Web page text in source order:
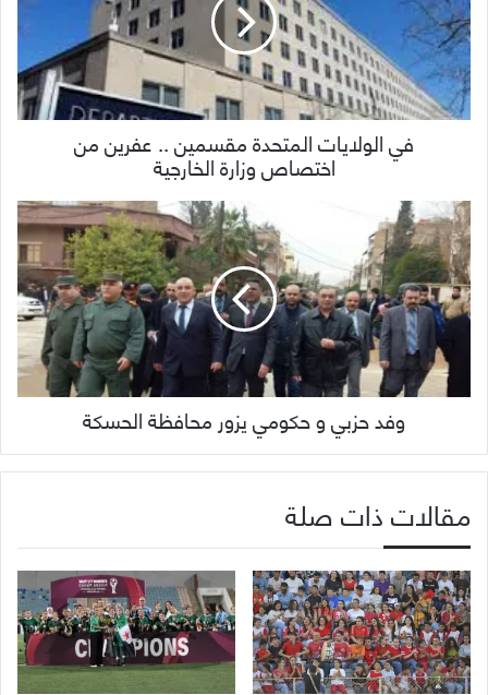
في الولايات المتحدة مقسمين .. عفرين من
اختصاص وزارة الخارجية
وفد حزبي و حكومي يزور محافظة الحسكة
مقالات ذات صلة